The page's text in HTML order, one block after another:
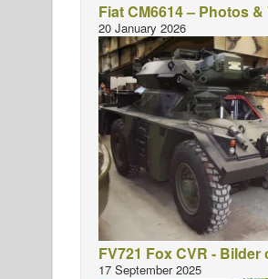
Fiat CM6614 – Photos
20 January 2026
FV721 Fox CVR - Bilder
17 September 2025